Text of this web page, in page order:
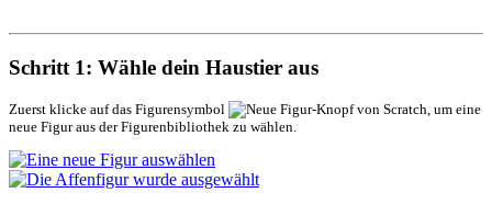
Schritt 1: Wähle dein Haustier aus
Zuerst klicke auf das Figurensymbol
, um eine
neue Figur aus der Figurenbibliothek zu wählen.